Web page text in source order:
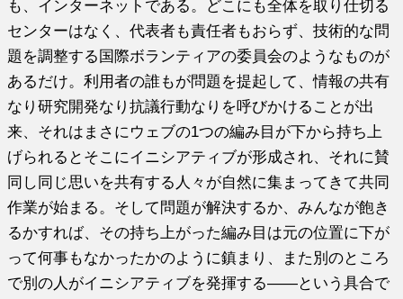
も、インターネットである。どこにも全体を取り仕切る
センターはなく、代表者も責任者もおらず、技術的な問
題を調整する国際ボランティアの委員会のようなものが
あるだけ。利用者の誰もが問題を提起して、情報の共有
なり研究開発なり抗議行動なりを呼びかけることが出
来、それはまさにウェブの1つの編み目が下から持ち上
げられるとそこにイニシアティブが形成され、それに賛
同し同じ思いを共有する人々が自然に集まってきて共同
作業が始まる。そして問題が解決するか、みんなが飽き
るかすれば、その持ち上がった編み目は元の位置に下が
って何事もなかったかのように鎮まり、また別のところ
で別の人がイニシアティブを発揮する――という具合で